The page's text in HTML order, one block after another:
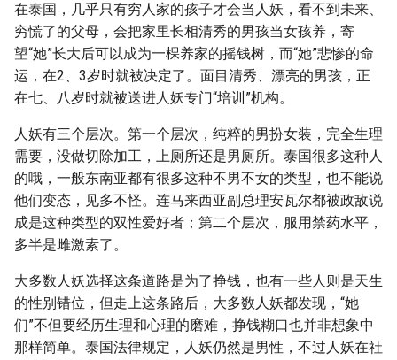
在泰国，几乎只有穷人家的孩子才会当人妖，看不到未来、
穷慌了的父母，会把家里长相清秀的男孩当女孩养，寄
望“她”长大后可以成为一棵养家的摇钱树，而“她”悲惨的命
运，在2、3岁时就被决定了。面目清秀、漂亮的男孩，正
在七、八岁时就被送进人妖专门“培训”机构。
人妖有三个层次。第一个层次，纯粹的男扮女装，完全生理
需要，没做切除加工，上厕所还是男厕所。泰国很多这种人
的哦，一般东南亚都有很多这种不男不女的类型，也不能说
他们变态，见多不怪。连马来西亚副总理安瓦尔都被政敌说
成是这种类型的双性爱好者；第二个层次，服用禁药水平，
多半是雌激素了。
大多数人妖选择这条道路是为了挣钱，也有一些人则是天生
的性别错位，但走上这条路后，大多数人妖都发现，“她
们”不但要经历生理和心理的磨难，挣钱糊口也并非想象中
那样简单。泰国法律规定，人妖仍然是男性，不过人妖在社